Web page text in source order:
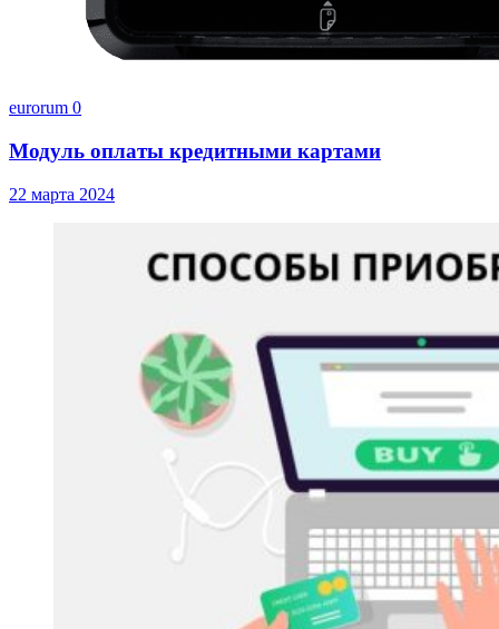
eurorum 0
Модуль оплаты кредитными картами
22 марта 2024